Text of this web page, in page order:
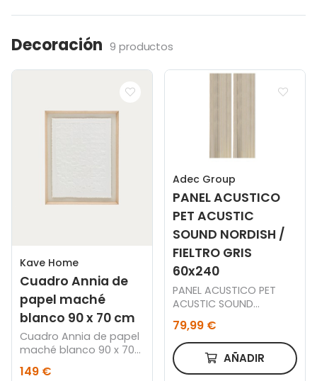
Decoración 9 productos
Kave Home
Cuadro Annia de
papel maché
blanco 90 x 70 cm
Cuadro Annia de papel
maché blanco 90 x 70
cm
149 €
Adec Group
PANEL ACUSTICO
PET ACUSTIC
SOUND NORDISH /
FIELTRO GRIS
60x240
PANEL ACUSTICO PET
ACUSTIC SOUND
NORDISH / FIELTRO GRIS
60 x 240 CM.
79,99 €
AÑADIR